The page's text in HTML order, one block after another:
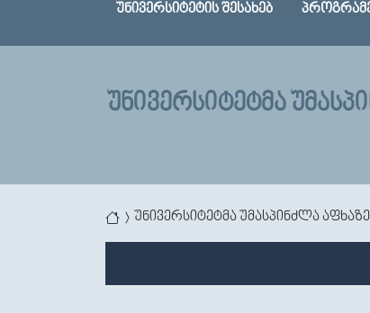
ᲣᲜᲘᲕᲔᲠᲡᲘᲢᲔᲢᲘᲡ ᲨᲔᲡᲐᲮᲔᲑ
ᲣᲜᲘᲕᲔᲠᲡᲘᲢᲔᲢᲛᲐ
You are here
უნივერსიტეტმა უმასპინძლა